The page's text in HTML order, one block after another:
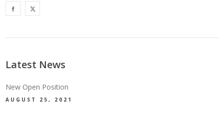
Latest News
New Open Position
AUGUST 25, 2021